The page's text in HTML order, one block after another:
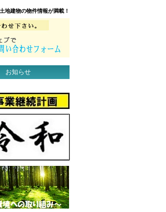
地建物の物件情報が満載！
お知らせ